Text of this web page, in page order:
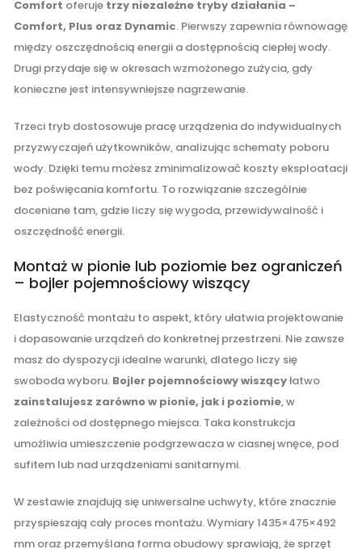
Comfort oferuje trzy niezależne tryby działania –
Comfort, Plus oraz Dynamic. Pierwszy zapewnia równowagę
między oszczędnością energii a dostępnością ciepłej wody.
Drugi przydaje się w okresach wzmożonego zużycia, gdy
konieczne jest intensywniejsze nagrzewanie.
Trzeci tryb dostosowuje pracę urządzenia do indywidualnych
przyzwyczajeń użytkowników, analizując schematy poboru
wody. Dzięki temu możesz zminimalizować koszty eksploatacji
bez poświęcania komfortu. To rozwiązanie szczególnie
doceniane tam, gdzie liczy się wygoda, przewidywalność i
oszczędność energii.
Montaż w pionie lub poziomie bez ograniczeń
– bojler pojemnościowy wiszący
Elastyczność montażu to aspekt, który ułatwia projektowanie
i dopasowanie urządzeń do konkretnej przestrzeni. Nie zawsze
masz do dyspozycji idealne warunki, dlatego liczy się
swoboda wyboru. Bojler pojemnościowy wiszącyłatwo
zainstalujesz zarówno w pionie, jak i poziomie, w
zależności od dostępnego miejsca. Taka konstrukcja
umożliwia umieszczenie podgrzewacza w ciasnej wnęce, pod
sufitem lub nad urządzeniami sanitarnymi.
W zestawie znajdują się uniwersalne uchwyty, które znacznie
przyspieszają cały proces montażu. Wymiary 1435×475×492
mm oraz przemyślana forma obudowy sprawiają, że sprzęt